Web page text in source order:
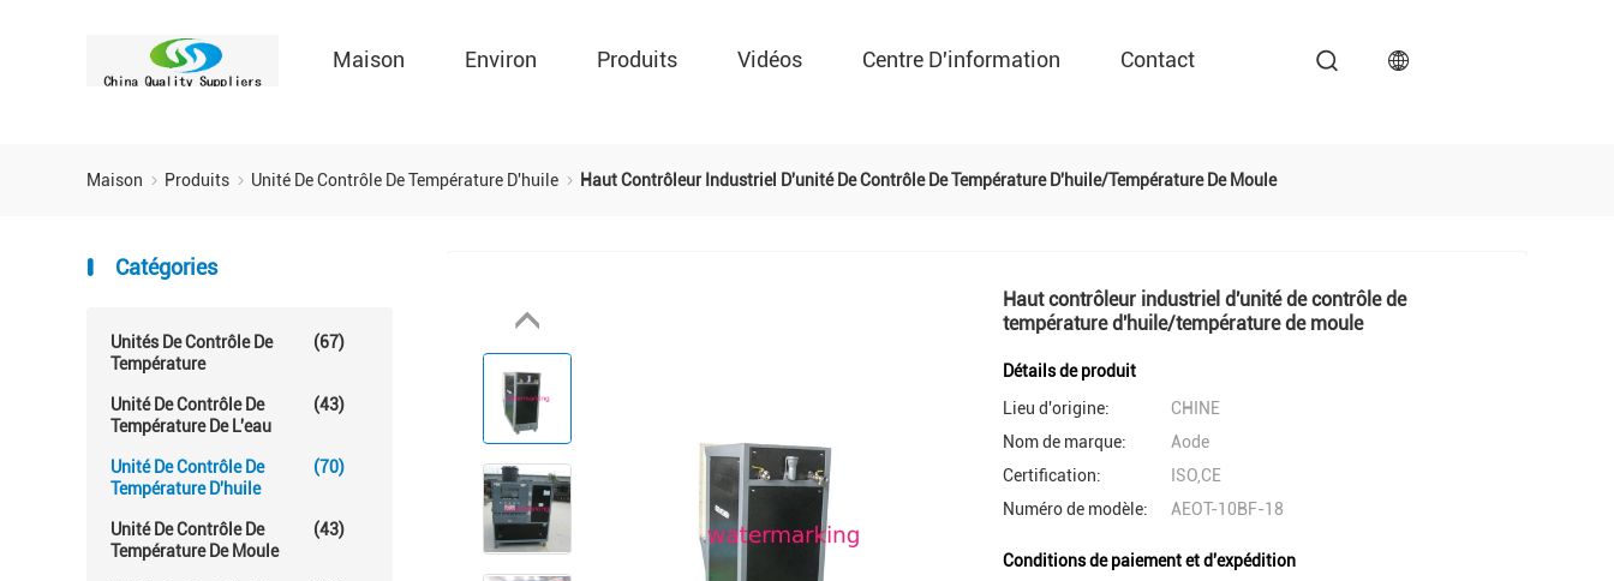
Maison Environ Produits Vidéos Centre D'information Contact
Maison Produits Unité De Contrôle De Température D'huile Haut Contrôleur Industriel D'unité De Contrôle De Température D'huile/température De Moule
Catégories
Unités De Contrôle De
Température
(67)
Unité De Contrôle De
Température De L'eau
(43)
Unité De Contrôle De
Température D'huile
(70)
Unité De Contrôle De
Température De Moule
(43)
Haut contrôleur industriel d'unité de contrôle de
température d'huile/température de moule
Détails de produit
Lieu d'origine:
CHINE
Nom de marque:
Aode
Certification:
ISO,CE
Numéro de modèle:
AEOT-10BF-18
Conditions de paiement et d'expédition